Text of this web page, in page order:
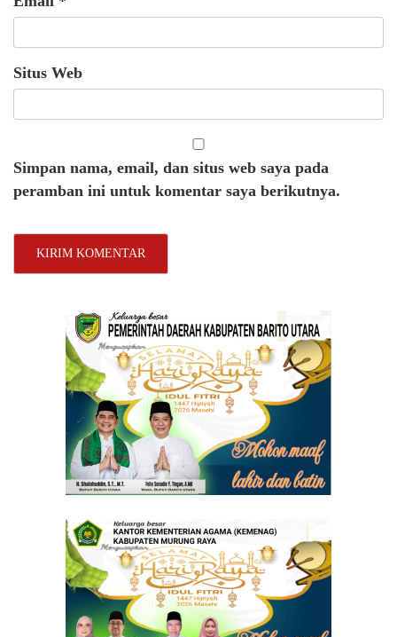
Situs Web
Simpan nama, email, dan situs web saya pada
peramban ini untuk komentar saya berikutnya.